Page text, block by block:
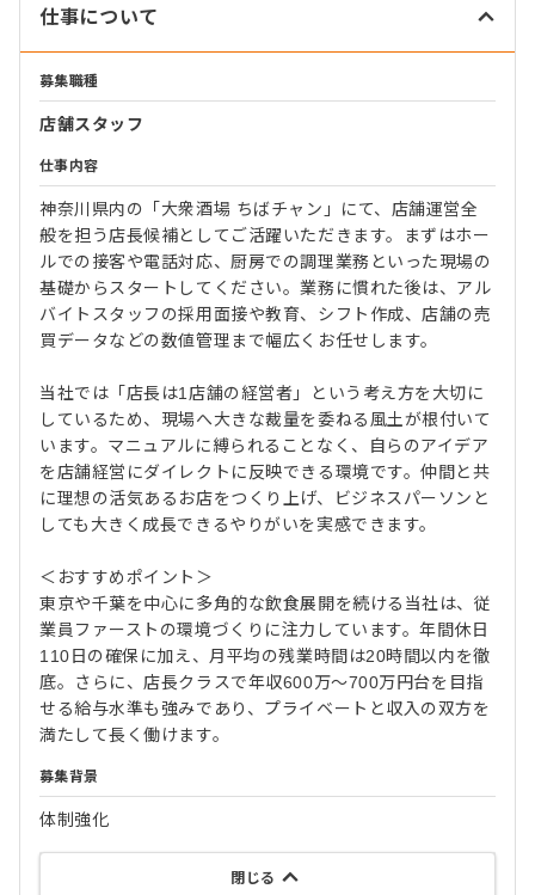
仕事について
募集職種
店舗スタッフ
仕事内容
神奈川県内の「大衆酒場 ちばチャン」にて、店舗運営全
般を担う店長候補としてご活躍いただきます。まずはホー
ルでの接客や電話対応、厨房での調理業務といった現場の
基礎からスタートしてください。業務に慣れた後は、アル
バイトスタッフの採用面接や教育、シフト作成、店舗の売
買データなどの数値管理まで幅広くお任せします。
当社では「店長は1店舗の経営者」という考え方を大切に
しているため、現場へ大きな裁量を委ねる風土が根付いて
います。マニュアルに縛られることなく、自らのアイデア
を店舗経営にダイレクトに反映できる環境です。仲間と共
に理想の活気あるお店をつくり上げ、ビジネスパーソンと
しても大きく成長できるやりがいを実感できます。
＜おすすめポイント＞
東京や千葉を中心に多角的な飲食展開を続ける当社は、従
業員ファーストの環境づくりに注力しています。年間休日
110日の確保に加え、月平均の残業時間は20時間以内を徹
底。さらに、店長クラスで年収600万～700万円台を目指
せる給与水準も強みであり、プライベートと収入の双方を
満たして長く働けます。
募集背景
体制強化
閉じる